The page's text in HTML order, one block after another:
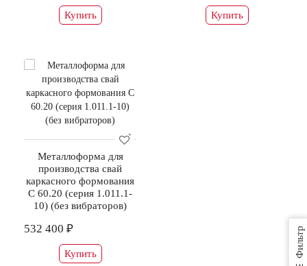
Фильтр
Купить Купить
Металлоформа для
производства свай
каркасного формования
С 60.20 (серия 1.011.1-
10) (без вибраторов)
532 400 ₽
Купить